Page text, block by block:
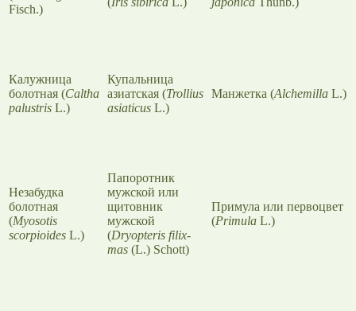
Fisch.)
Калужница
болотная (Caltha
palustris L.)
Купальница
азиатская (Trollius
asiaticus L.)
Манжетка (Alchemilla L.)
Незабудка
болотная
(Myosotis
scorpioides L.)
Папоротник
мужской или
щитовник
мужской
(Dryopteris filix-
mas (L.) Schott)
Примула или первоцвет
(Primula L.)